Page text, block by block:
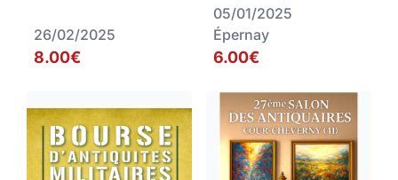
26/02/2025
8.00€
05/01/2025
Épernay
6.00€